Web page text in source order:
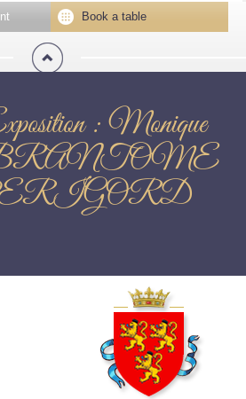
Book a table
: Monique
BRANTOME